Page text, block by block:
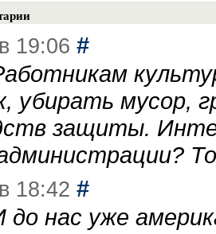
19:06 #
убирать мусор,
защиты.
18:42 #
до нас уже